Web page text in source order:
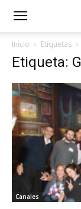
Inicio Etiquetas
Etiqueta:
Canales